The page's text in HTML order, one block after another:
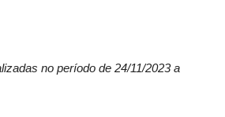
no período de 24/11/2023 a